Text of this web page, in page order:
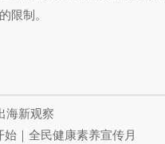
限制。
海新观察
｜全民健康素养宣传月